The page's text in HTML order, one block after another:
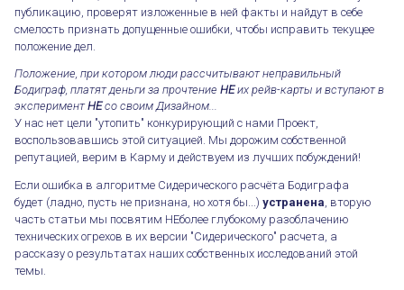
публикацию, проверят изложенные в ней факты и найдут в себе
смелость признать допущенные ошибки, чтобы исправить текущее
положение дел.
Положение, при котором люди рассчитывают неправильный
Бодиграф, платят деньги за прочтение НЕих рейв-карты и вступают в
экспериментНЕсо своим Дизайном...
У нас нет цели "утопить" конкурирующий с нами Проект,
воспользовавшись этой ситуацией. Мы дорожим собственной
репутацией, верим в Карму и действуем из лучших побуждений!
Если ошибка в алгоритме Сидерического расчёта Бодиграфа
будет (ладно, пусть не признана, но хотя бы...) устранена, вторую
часть статьи мы посвятим НЕболее глубокому разоблачению
технических огрехов в их версии "Сидерического" расчета, а
рассказу о результатах наших собственных исследований этой
темы.